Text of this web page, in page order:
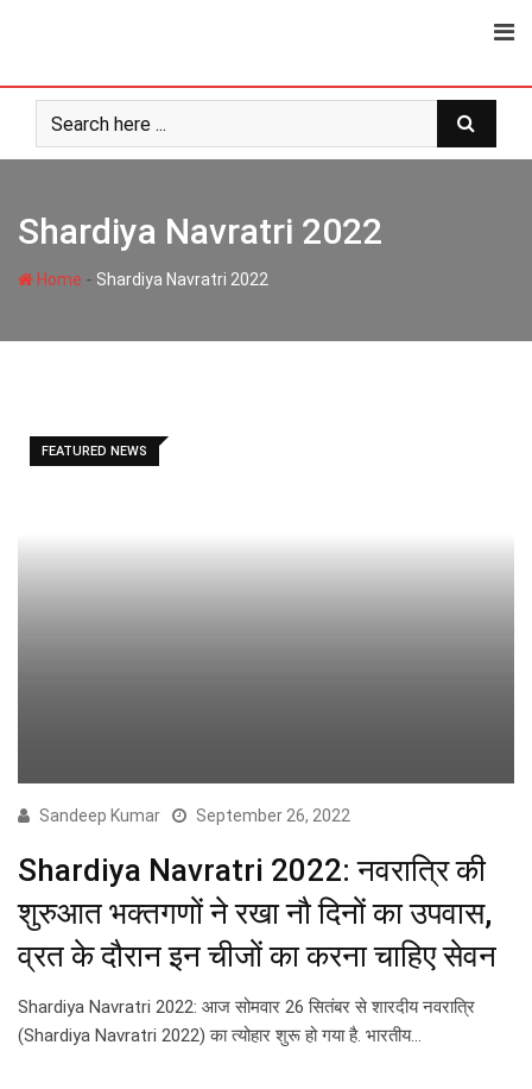
Shardiya Navratri 2022
Home - Shardiya Navratri 2022
FEATURED NEWS
Sandeep Kumar September 26, 2022
Shardiya Navratri 2022: नवरात्रि की
शुरुआत भक्तगणों ने रखा नौ दिनों का उपवास,
व्रत के दौरान इन चीजों का करना चाहिए सेवन
Shardiya Navratri 2022: आज सोमवार 26 सितंबर से शारदीय नवरात्रि
(Shardiya Navratri 2022) का त्योहार शुरू हो गया है. भारतीय…